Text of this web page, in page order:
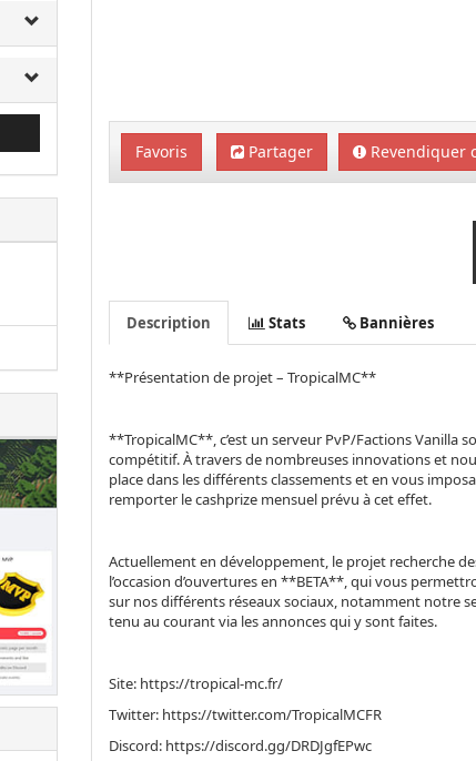
Favoris Partager Revendiquer
Description Stats Bannières
**Présentation de projet – TropicalMC**
**TropicalMC**, c’est un serveur PvP/Factions Vanilla
compétitif. À travers de nombreuses innovations et
place dans les différents classements et en vous
remporter le cashprize mensuel prévu à cet effet.
Actuellement en développement, le projet recherche
l’occasion d’ouvertures en **BETA**, qui vous
sur nos différents réseaux sociaux, notamment notre
tenu au courant via les annonces qui y sont faites.
Site: https://tropical-mc.fr/
Twitter: https://twitter.com/TropicalMCFR
Discord: https://discord.gg/DRDJgfEPwc